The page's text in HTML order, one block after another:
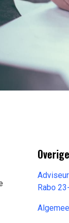
Rabo